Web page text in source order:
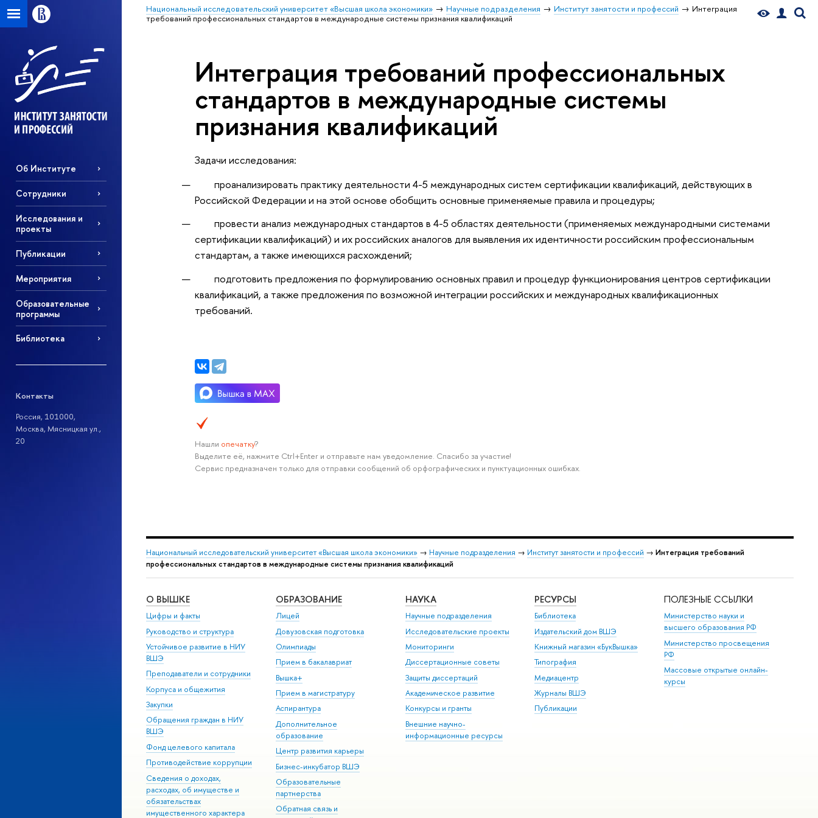
Национальный исследовательский университет «Высшая школа экономики» Научные подразделения Институт занятости и профессий
Интеграция
требований профессиональных стандартов в международные системы признания квалификаций
Об Институте
Сотрудники
Исследования и
проекты
Публикации
Мероприятия
Образовательные
программы
Библиотека
Контакты
Россия, 101000,
Москва, Мясницкая ул.,
20
Интеграция требований профессиональных
стандартов в международные системы
признания квалификаций
Задачи исследования:
проанализировать практику деятельности 4-5 международных систем сертификации квалификаций, действующих в
Российской Федерации и на этой основе обобщить основные применяемые правила и процедуры;
провести анализ международных стандартов в 4-5 областях деятельности (применяемых международными системами
сертификации квалификаций) и их российских аналогов для выявления их идентичности российским профессиональным
стандартам, а также имеющихся расхождений;
подготовить предложения по формулированию основных правил и процедур функционирования центров сертификации
квалификаций, а также предложения по возможной интеграции российских и международных квалификационных
требований.
Нашли опечатку?
Выделите её, нажмите Ctrl+Enter и отправьте нам уведомление. Спасибо за участие!
Сервис предназначен только для отправки сообщений об орфографических и пунктуационных ошибках.
Национальный исследовательский университет «Высшая школа экономики» → Научные подразделения → Институт занятости и профессий → Интеграция требований
профессиональных стандартов в международные системы признания квалификаций
О ВЫШКЕ
Цифры и факты
Руководство и структура
Устойчивое развитие в НИУ
ВШЭ
Преподаватели и сотрудники
Корпуса и общежития
Закупки
Обращения граждан в НИУ
ВШЭ
Фонд целевого капитала
Противодействие коррупции
Сведения о доходах,
расходах, об имуществе и
обязательствах
имущественного характера
ОБРАЗОВАНИЕ
Лицей
Довузовская подготовка
Олимпиады
Прием в бакалавриат
Вышка+
Прием в магистратуру
Аспирантура
Дополнительное
образование
Центр развития карьеры
Бизнес-инкубатор ВШЭ
Образовательные
партнерства
Обратная связь и
НАУКА
Научные подразделения
Исследовательские проекты
Мониторинги
Диссертационные советы
Защиты диссертаций
Академическое развитие
Конкурсы и гранты
Внешние научно-
информационные ресурсы
РЕСУРСЫ
Библиотека
Издательский дом ВШЭ
Книжный магазин «БукВышка»
Типография
Медиацентр
Журналы ВШЭ
Публикации
ПОЛЕЗНЫЕ ССЫЛКИ
Министерство науки и
высшего образования РФ
Министерство просвещения
РФ
Массовые открытые онлайн-
курсы